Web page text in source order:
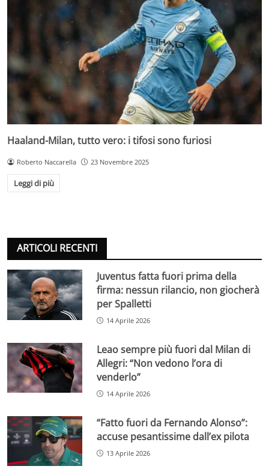
Haaland-Milan, tutto vero: i tifosi sono furiosi
Roberto Naccarella 23 Novembre 2025
Leggi di più
ARTICOLI RECENTI
Juventus fatta fuori prima della
firma: nessun rilancio, non giocherà
per Spalletti
14 Aprile 2026
Leao sempre più fuori dal Milan di
Allegri: “Non vedono l’ora di
venderlo”
14 Aprile 2026
“Fatto fuori da Fernando Alonso”:
accuse pesantissime dall’ex pilota
13 Aprile 2026